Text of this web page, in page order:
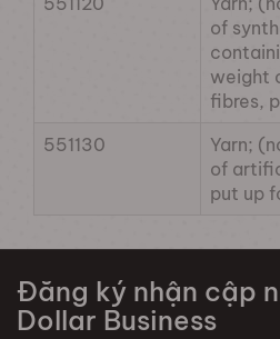
of
weight
fibres,
551130
Yarn;
of
put up
Đăng ký nhận cập
Dollar Business